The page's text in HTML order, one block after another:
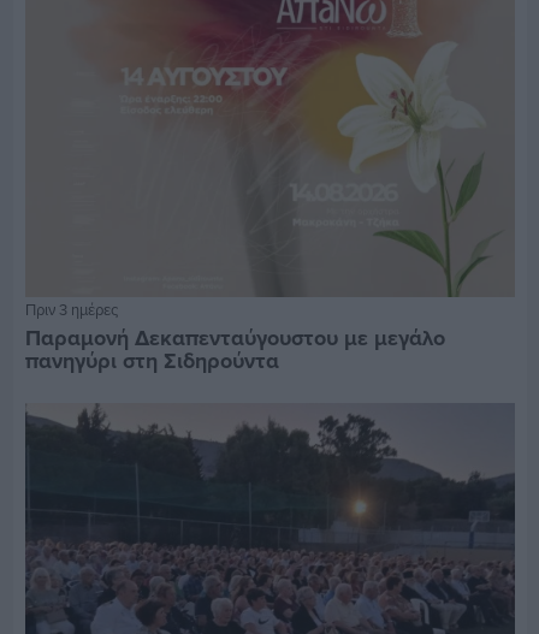
Πριν 3 ημέρες
Παραμονή Δεκαπενταύγουστου με μεγάλο
πανηγύρι στη Σιδηρούντα